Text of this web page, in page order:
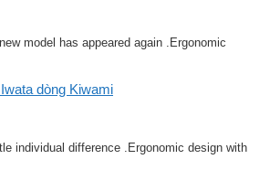
new model has appeared again .Ergonomic
dòng Kiwami
individual difference .Ergonomic design with